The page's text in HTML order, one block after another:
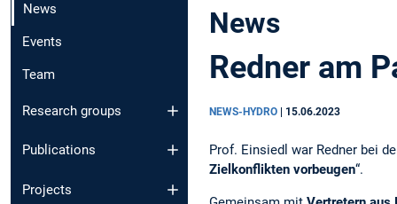
News
Events
Team
Research groups
Publications
Projects
News
Redner am
NEWS-HYDRO | 15.06.2023
Prof. Einsiedl war Redner bei
Zielkonflikten vorbeugen“.